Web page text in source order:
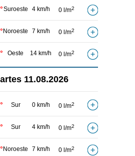
Suroeste 4 km/h 0 l/m2
Noroeste 7 km/h 0 l/m2
Oeste 14 km/h 0 l/m2
11.08.2026
Sur 0 km/h 0 l/m2
Sur 4 km/h 0 l/m2
Noroeste 7 km/h 0 l/m2